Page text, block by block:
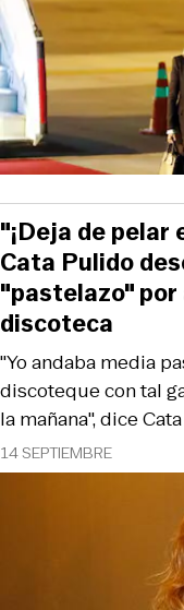
14 SEPTIEMBRE
"Yo andaba media
discoteque con tal
la mañana", dice
"¡Deja de pelar
Cata Pulido
"pastelazo"
discoteca